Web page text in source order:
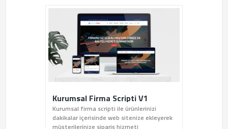
Kurumsal Firma Scripti V1
Kurumsal firma scripti ile ürünlerinizi
dakikalar içerisinde web sitenize ekleyerek
müşterilerinize sipariş hizmeti